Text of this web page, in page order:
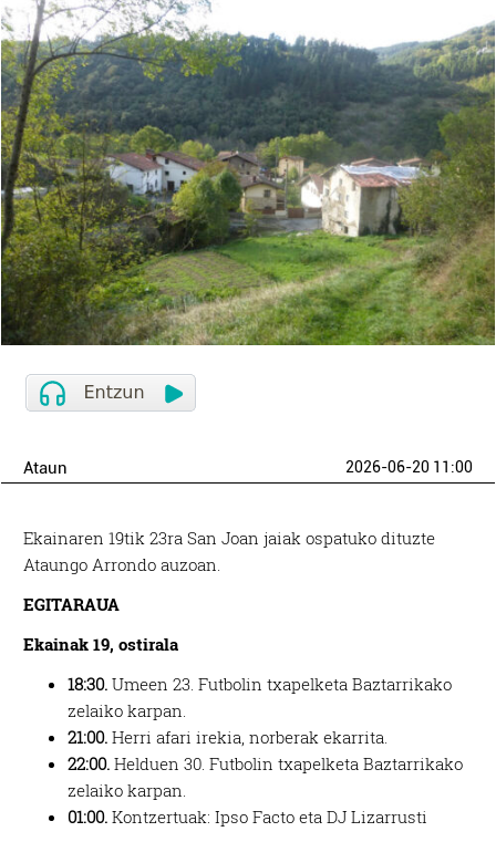
Ataun 2026-06-20 11:00
Ekainaren 19tik 23ra San Joan jaiak ospatuko dituzte
Ataungo Arrondo auzoan.
EGITARAUA
Ekainak 19, ostirala
18:30. Umeen 23. Futbolin txapelketa Baztarrikako
zelaiko karpan.
21:00. Herri afari irekia, norberak ekarrita.
22:00. Helduen 30. Futbolin txapelketa Baztarrikako
zelaiko karpan.
01:00. Kontzertuak: Ipso Facto eta DJ Lizarrusti